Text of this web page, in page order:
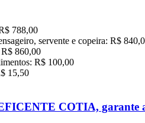
788,00
servente e copeira: R$
860,00
R$ 100,00
15,50
COTIA, garante